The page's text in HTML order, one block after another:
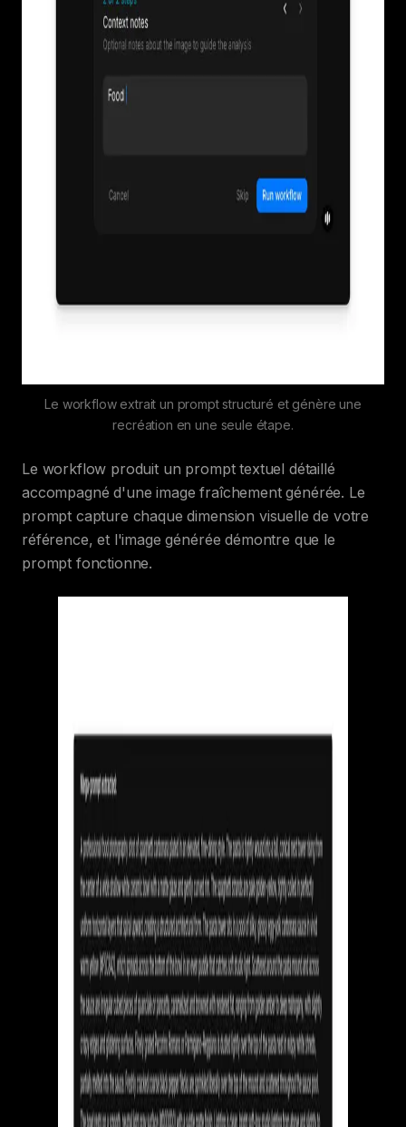
Le workflow extrait un prompt structuré et génère une
recréation en une seule étape.
Le workflow produit un prompt textuel détaillé
accompagné d'une image fraîchement générée. Le
prompt capture chaque dimension visuelle de votre
référence, et l'image générée démontre que le
prompt fonctionne.